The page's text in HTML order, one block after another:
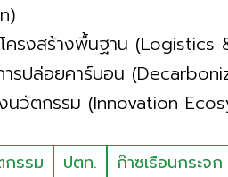
ครงสร้างพื้นฐาน
รปล่อยคาร์บอน
นวัตกรรม (Innovation
รรม ปตท. ก๊าซเรือนกระจก